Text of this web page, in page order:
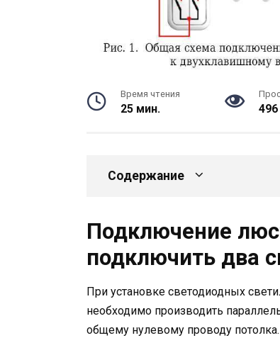
Время чтения
25 мин. 496
Содержание
Подключение
подключить два
При установке светодиодных
необходимо производить
общему нулевому проводу